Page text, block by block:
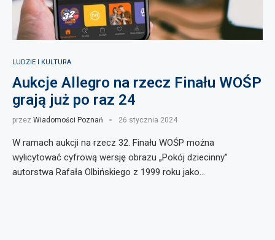
LUDZIE I KULTURA
Aukcje Allegro na rzecz Finału WOŚP
grają już po raz 24
przez Wiadomości Poznań 26 stycznia 2024
W ramach aukcji na rzecz 32. Finału WOŚP można
wylicytować cyfrową wersję obrazu „Pokój dziecinny”
autorstwa Rafała Olbińskiego z 1999 roku jako…